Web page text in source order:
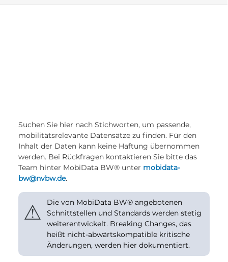
Suchen Sie hier nach Stichworten, um passende,
mobilitätsrelevante Datensätze zu finden. Für den
Inhalt der Daten kann keine Haftung übernommen
werden. Bei Rückfragen kontaktieren Sie bitte das
Team hinter MobiData BW® unter mobidata-
bw@nvbw.de.
⚠
Die von MobiData BW® angebotenen
Schnittstellen und Standards werden stetig
weiterentwickelt. Breaking Changes, das
heißt nicht-abwärtskompatible kritische
Änderungen, werden hier dokumentiert.